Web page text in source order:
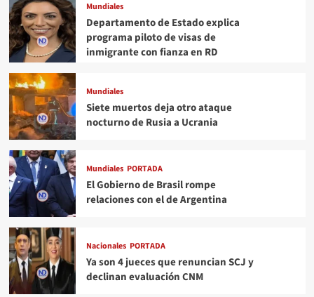
Mundiales
Departamento de Estado explica
programa piloto de visas de
inmigrante con fianza en RD
Mundiales
Siete muertos deja otro ataque
nocturno de Rusia a Ucrania
Mundiales PORTADA
El Gobierno de Brasil rompe
relaciones con el de Argentina
Nacionales PORTADA
Ya son 4 jueces que renuncian SCJ y
declinan evaluación CNM